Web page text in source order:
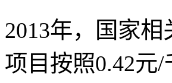
2013年，国家
项目按照0.42元